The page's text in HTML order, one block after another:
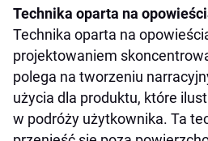
Technika oparta na
Technika oparta na
projektowaniem
polega na tworzeniu
użycia dla produktu, które
w podróży użytkownika. Ta